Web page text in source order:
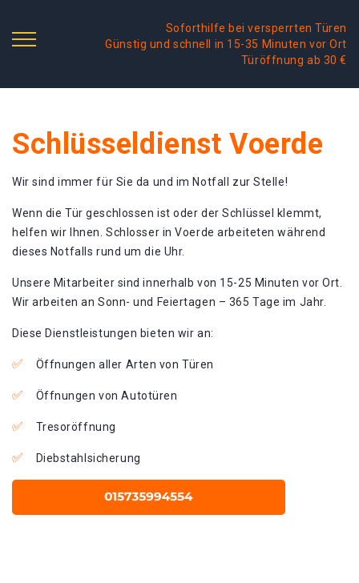
Soforthilfe bei versperrten Türen
Günstig und schnell in 15-35 Minuten vor Ort
Türöffnung ab 30 €
Schlüsseldienst Voerde
Wir sind immer für Sie da und im Notfall zur Stelle!
Wenn die Tür geschlossen ist oder der Schlüssel klemmt,
helfen wir Ihnen. Schlosser in Voerde arbeiteten während
dieses Notfalls rund um die Uhr.
Unsere Mitarbeiter sind innerhalb von 15-25 Minuten vor Ort.
Wir arbeiten an Sonn- und Feiertagen – 365 Tage im Jahr.
Diese Dienstleistungen bieten wir an:
Öffnungen aller Arten von Türen
Öffnungen von Autotüren
Tresoröffnung
Diebstahlsicherung